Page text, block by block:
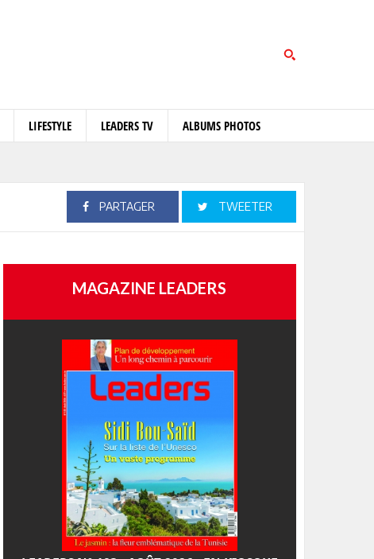
LIFESTYLE LEADERS TV ALBUMS PHOTOS
PARTAGER TWEETER
MAGAZINE LEADERS